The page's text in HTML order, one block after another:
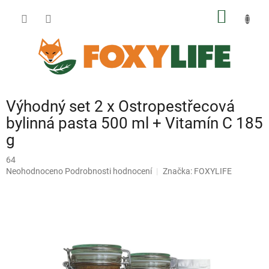
Výhodný set 2 x Ostropestřecová
bylinná pasta 500 ml + Vitamín C 185
g
64
Průměrné
Neohodnoceno Podrobnosti hodnocení Značka: FOXYLIFE